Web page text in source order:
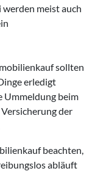
meist auch
sollten
erledigt
Ummeldung beim
der
beachten,
abläuft